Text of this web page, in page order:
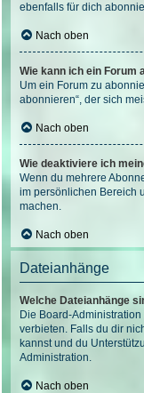
ebenfalls für dich
Nach oben
Wie kann ich ein Forum
Um ein Forum zu
abonnieren“, der sich
Nach oben
Wie deaktiviere ich
Wenn du mehrere
im persönlichen Bereich
machen.
Nach oben
Dateianhänge
Welche Dateianhänge
Die Board-
verbieten. Falls du dir
kannst und du
Administration.
Nach oben